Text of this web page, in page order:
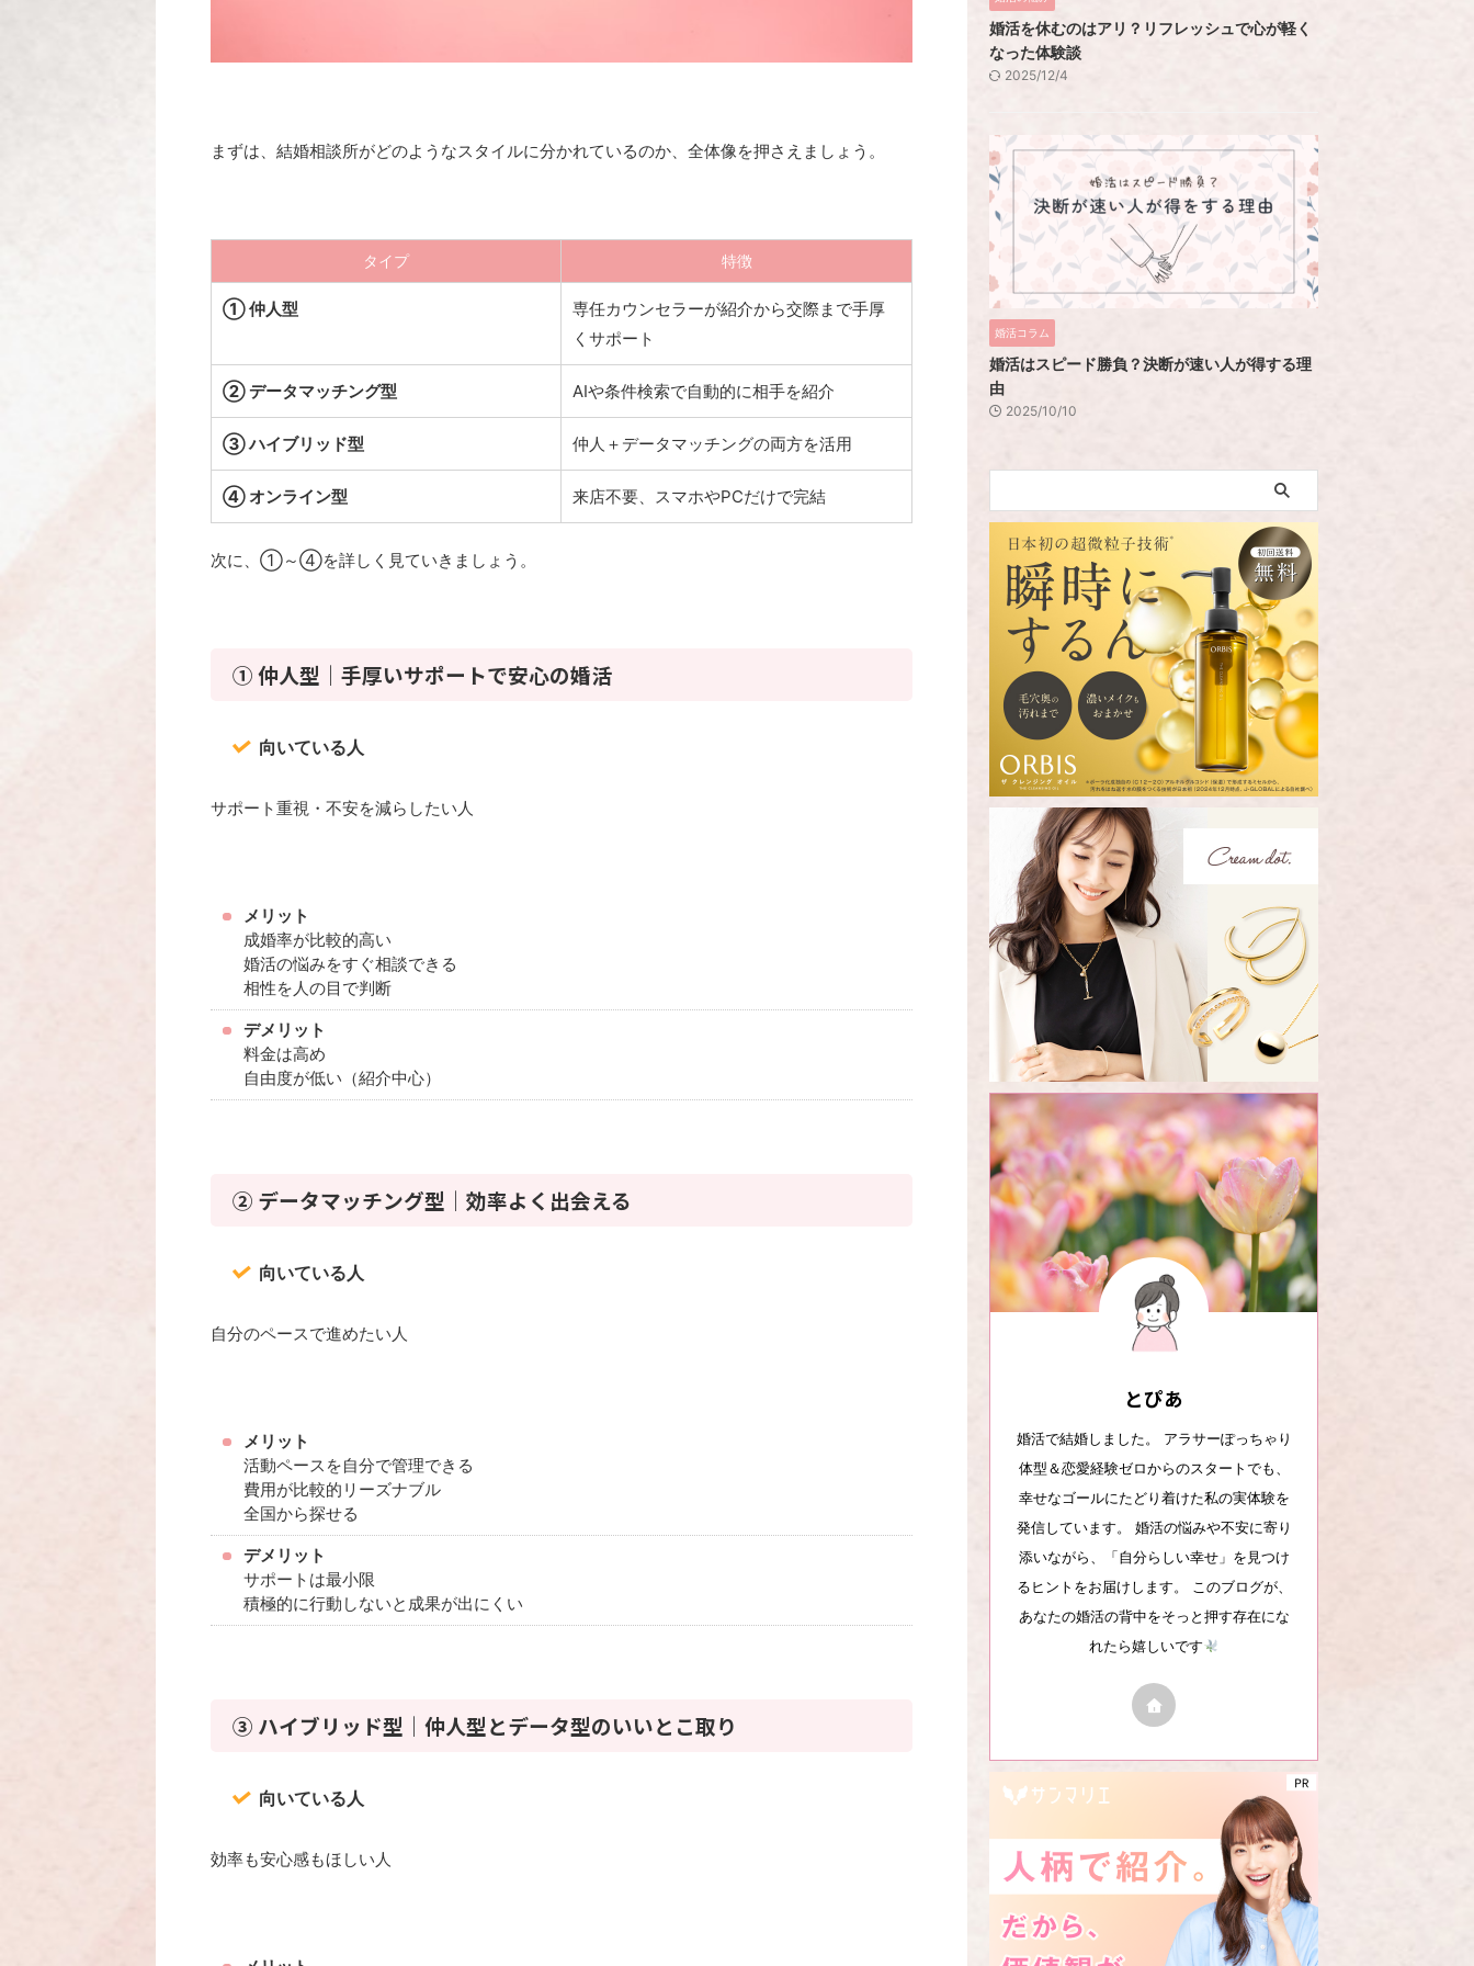
まずは、結婚相談所がどのようなスタイルに分かれているのか、全体像を押さえましょう。
タイプ 特徴
① 仲人型
専任カウンセラーが紹介から交際まで手厚
くサポート
② データマッチング型 AIや条件検索で自動的に相手を紹介
③ ハイブリッド型 仲人＋データマッチングの両方を活用
④ オンライン型 来店不要、スマホやPCだけで完結
次に、①～④を詳しく見ていきましょう。
① 仲人型｜手厚いサポートで安心の婚活
向いている人
サポート重視・不安を減らしたい人
メリット
成婚率が比較的高い
婚活の悩みをすぐ相談できる
相性を人の目で判断
デメリット
料金は高め
自由度が低い（紹介中心）
② データマッチング型｜効率よく出会える
向いている人
自分のペースで進めたい人
メリット
活動ペースを自分で管理できる
費用が比較的リーズナブル
全国から探せる
デメリット
サポートは最小限
積極的に行動しないと成果が出にくい
③ ハイブリッド型｜仲人型とデータ型のいいとこ取り
向いている人
効率も安心感もほしい人
婚活を休むのはアリ？リフレッシュで心が軽く
なった体験談
2025/12/4
婚活コラム
婚活はスピード勝負？決断が速い人が得する理
由
2025/10/10
とぴあ
婚活で結婚しました。 アラサーぽっちゃり
体型＆恋愛経験ゼロからのスタートでも、
幸せなゴールにたどり着けた私の実体験を
発信しています。 婚活の悩みや不安に寄り
添いながら、「自分らしい幸せ」を見つけ
るヒントをお届けします。 このブログが、
あなたの婚活の背中をそっと押す存在にな
れたら嬉しいです